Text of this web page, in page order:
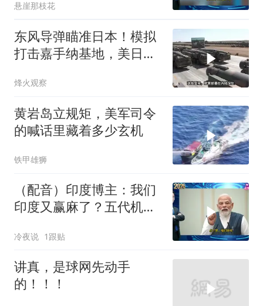
悬崖那枝花
东风导弹瞄准日本！模拟
打击嘉手纳基地，美日敢
烽火观察
黄岩岛立规矩，美军司令
的喊话里藏着多少玄机
铁甲雄狮
（配音）印度博主：我们
印度又赢麻了？五代机还
贴上了，欧洲还排着队求
合作
冷夜说 1跟贴
讲真，是球网先动手
的！！！